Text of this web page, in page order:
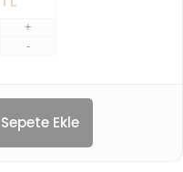
+
-
Sepete Ekle